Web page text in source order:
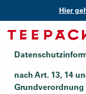
Hier
nach Art. 13, 14
Grundverordnung